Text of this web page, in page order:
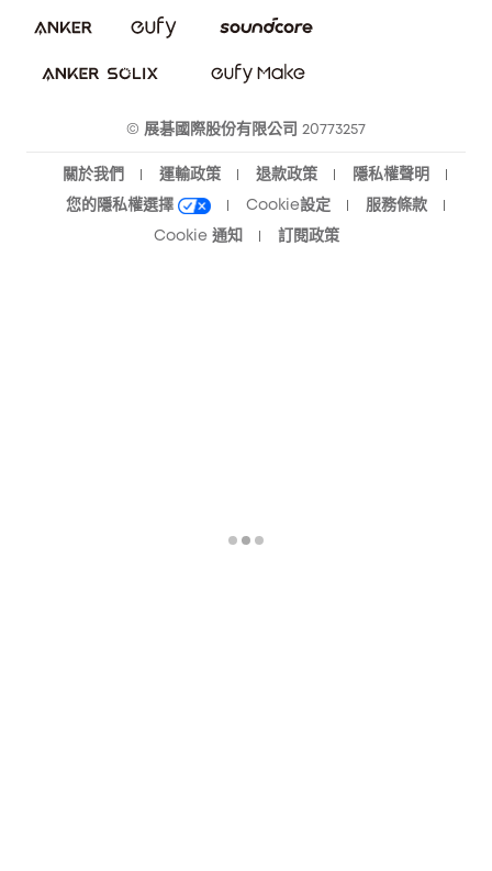
© 展碁國際股份有限公司 20773257
關於我們 運輸政策 退款政策 隱私權聲明
您的隱私權選擇 Cookie設定 服務條款
Cookie 通知 訂閱政策